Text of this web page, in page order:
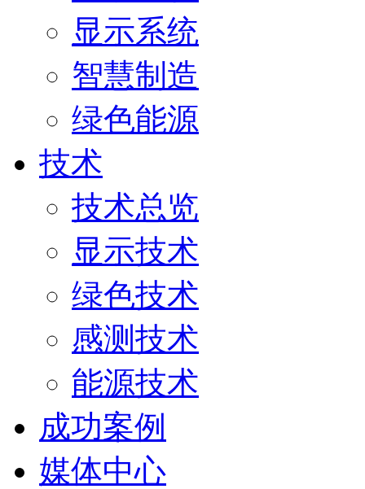
显示系统
智慧制造
绿色能源
技术
技术总览
显示技术
绿色技术
感测技术
能源技术
成功案例
媒体中心